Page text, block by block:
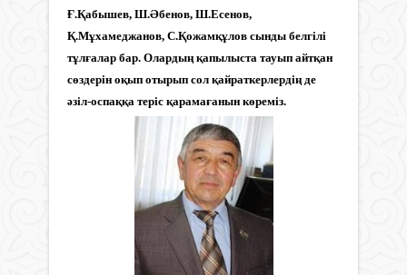
Ғ.Қабышев, Ш.Әбенов, Ш.Есенов,
Қ.Мұхамеджанов, С.Қожамқұлов сынды белгілі
тұлғалар бар. Олардың қапылыста тауып айтқан
сөздерін оқып отырып сол қайраткерлердің де
әзіл-оспаққа теріс қарамағанын көреміз.